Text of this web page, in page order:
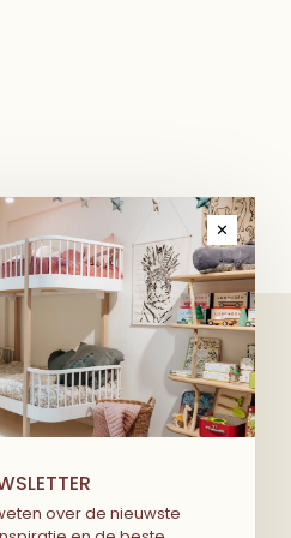
stories to share
als eerste alles te
nieuwste producten, de
✕
over de nieuwste